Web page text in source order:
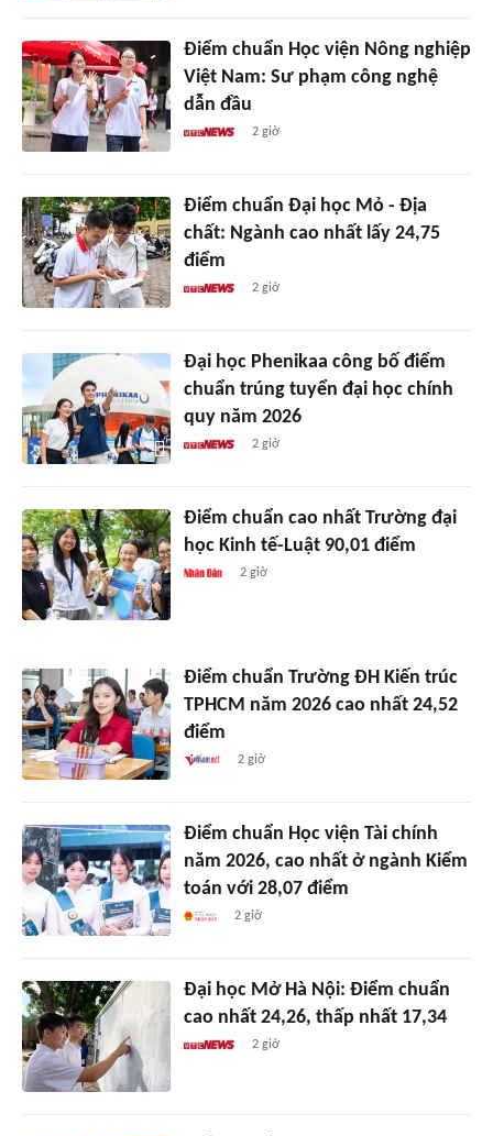
Điểm chuẩn Học viện Nông nghiệp
Việt Nam: Sư phạm công nghệ
dẫn đầu
2 giờ
Điểm chuẩn Đại học Mỏ - Địa
chất: Ngành cao nhất lấy 24,75
điểm
2 giờ
Đại học Phenikaa công bố điểm
chuẩn trúng tuyển đại học chính
quy năm 2026
2 giờ
Điểm chuẩn cao nhất Trường đại
học Kinh tế-Luật 90,01 điểm
2 giờ
Điểm chuẩn Trường ĐH Kiến trúc
TPHCM năm 2026 cao nhất 24,52
điểm
2 giờ
Điểm chuẩn Học viện Tài chính
năm 2026, cao nhất ở ngành Kiểm
toán với 28,07 điểm
2 giờ
Đại học Mở Hà Nội: Điểm chuẩn
cao nhất 24,26, thấp nhất 17,34
2 giờ